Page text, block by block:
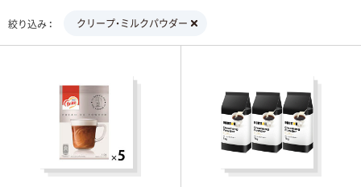
絞り込み クリープ・ミルクパウダー